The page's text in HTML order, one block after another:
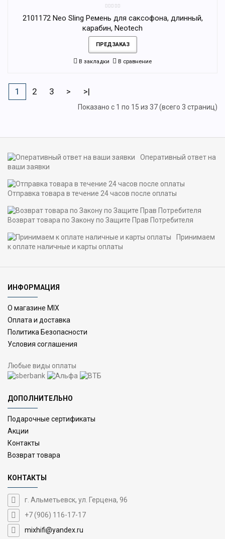
2101172 Neo Sling Ремень для саксофона, длинный,
карабин, Neotech
ПРЕДЗАКАЗ
В закладки В сравнение
1 2 3 > >|
Показано с 1 по 15 из 37 (всего 3 страниц)
Оперативный ответ на
ваши заявки
Отправка товара в течение 24 часов после оплаты
Возврат товара по Закону по Защите Прав Потребителя
Принимаем
к оплате наличные и карты оплаты
ИНФОРМАЦИЯ
О магазине MIX
Оплата и доставка
Политика Безопасности
Условия соглашения
Любые виды оплаты
ДОПОЛНИТЕЛЬНО
Подарочные сертификаты
Акции
Контакты
Возврат товара
КОНТАКТЫ
г. Альметьевск, ул. Герцена, 96
+7 (906) 116-17-17
mixhifi@yandex.ru